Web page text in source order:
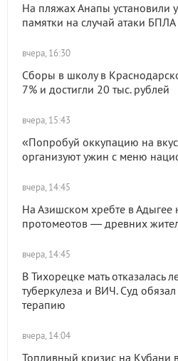
На пляжах Анапы установили
памятки на случай атаки БПЛА
вчера, 16:30
Сборы в школу в
7% и достигли 20 тыс. рублей
вчера, 15:43
«Попробуй оккупацию на
организуют ужин с меню
вчера, 14:45
На Азишском хребте в
протомеотов — древних
вчера, 14:45
В Тихорецке мать отказалась
туберкулеза и ВИЧ. Суд
терапию
вчера, 14:04
Топливный кризис на Кубани